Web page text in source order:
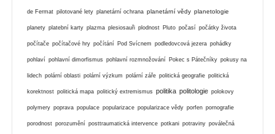
de Fermat pilotované lety planetární ochrana planetární vědy planetologie
planety platební karty plazma plesiosauři plodnost Pluto počasí počátky života
počítače počítačové hry počítání Pod Svícnem podledovcová jezera pohádky
pohlaví pohlavní dimorfismus pohlavní rozmnožování Pokec s Pátečníky pokusy na
lidech polární oblasti polární výzkum polární záře politická geografie politická
korektnost politická mapa politický extremismus politika politologie polokovy
polymery poprava populace popularizace popularizace vědy porfen pornografie
porodnost porozumění posttraumatická intervence potkani potraviny poválečná